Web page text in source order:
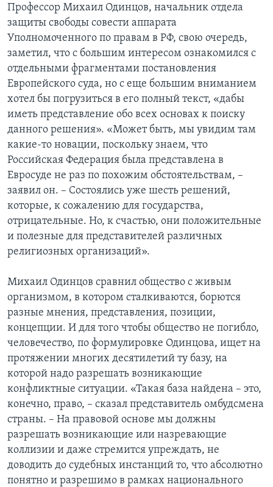
Профессор Михаил Одинцов, начальник отдела
защиты свободы совести аппарата
Уполномоченного по правам в РФ, свою очередь,
заметил, что с большим интересом ознакомился с
отдельными фрагментами постановления
Европейского суда, но с еще большим вниманием
хотел бы погрузиться в его полный текст, «дабы
иметь представление обо всех основах к поиску
данного решения». «Может быть, мы увидим там
какие-то новации, поскольку знаем, что
Российская Федерация была представлена в
Евросуде не раз по похожим обстоятельствам, –
заявил он. – Состоялись уже шесть решений,
которые, к сожалению для государства,
отрицательные. Но, к счастью, они положительные
и полезные для представителей различных
религиозных организаций».
Михаил Одинцов сравнил общество с живым
организмом, в котором сталкиваются, борются
разные мнения, представления, позиции,
концепции. И для того чтобы общество не погибло,
человечество, по формулировке Одинцова, ищет на
протяжении многих десятилетий ту базу, на
которой надо разрешать возникающие
конфликтные ситуации. «Такая база найдена – это,
конечно, право, – сказал представитель омбудсмена
страны. – На правовой основе мы должны
разрешать возникающие или назревающие
коллизии и даже стремится упреждать, не
доводить до судебных инстанций то, что абсолютно
понятно и разрешимо в рамках национального